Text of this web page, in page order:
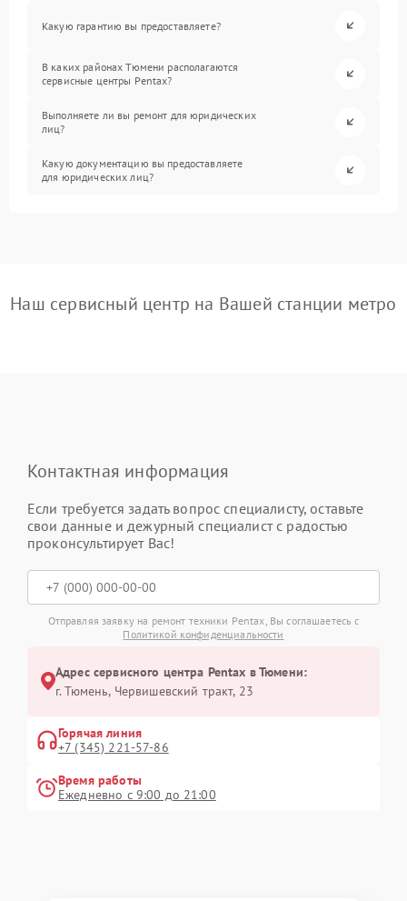
Какую гарантию вы предоставляете?
В каких районах Тюмени располагаются
сервисные центры Pentax?
Выполняете ли вы ремонт для юридических
лиц?
Какую документацию вы предоставляете
для юридических лиц?
Наш сервисный центр на Вашей станции метро
Контактная информация
Если требуется задать вопрос специалисту, оставьте
свои данные и дежурный специалист с радостью
проконсультирует Вас!
Отправляя заявку на ремонт техники Pentax, Вы соглашаетесь с
Политикой конфиденциальности
Адрес сервисного центра Pentax в Тюмени:
г. Тюмень, ​Червишевский тракт, 23
Горячая линия
+7 (345) 221-57-86
Время работы
Ежедневно с 9:00 до 21:00